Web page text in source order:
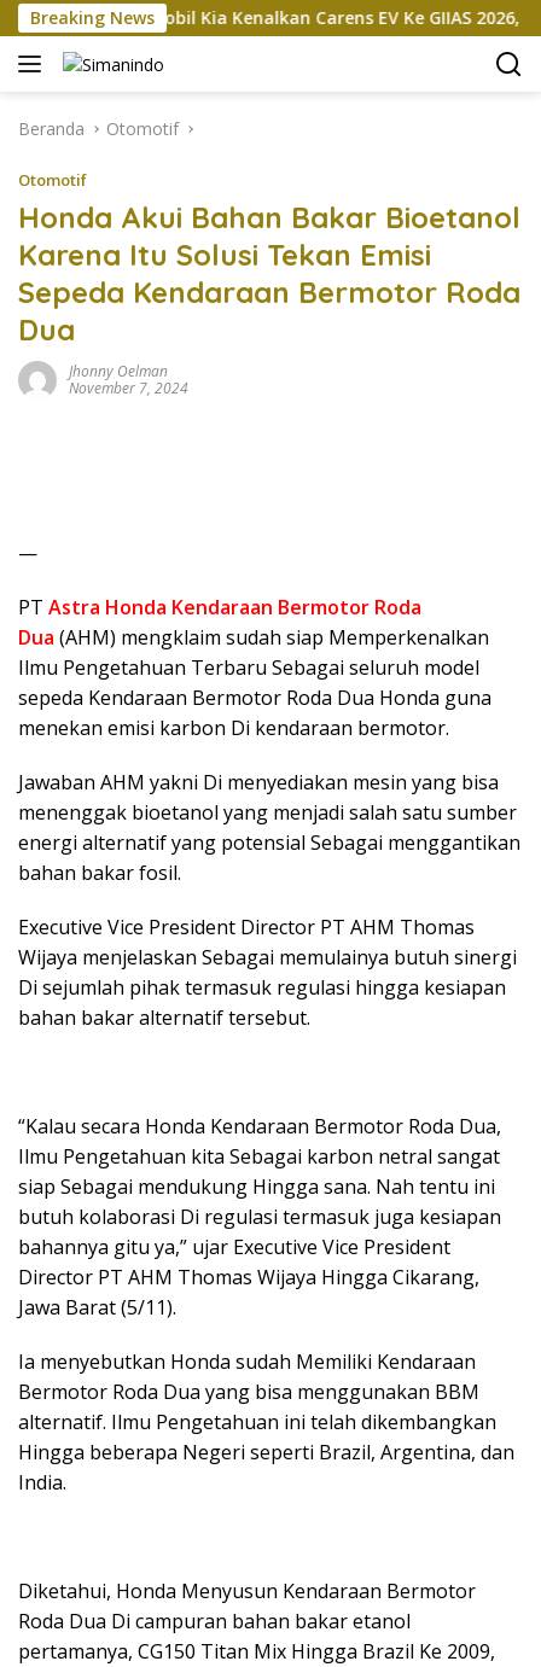
Langsung
ke
konten
Breaking NewsMobil Kia Kenalkan Carens EV Ke GIIAS 2026, Bakal
Beranda Otomotif
Otomotif
Honda Akui Bahan Bakar Bioetanol
Karena Itu Solusi Tekan Emisi
Sepeda Kendaraan Bermotor Roda
Dua
Jhonny Oelman
November 7, 2024
—
PT Astra Honda Kendaraan Bermotor Roda
Dua (AHM) mengklaim sudah siap Memperkenalkan
Ilmu Pengetahuan Terbaru Sebagai seluruh model
sepeda Kendaraan Bermotor Roda Dua Honda guna
menekan emisi karbon Di kendaraan bermotor.
Jawaban AHM yakni Di menyediakan mesin yang bisa
menenggak bioetanol yang menjadi salah satu sumber
energi alternatif yang potensial Sebagai menggantikan
bahan bakar fosil.
Executive Vice President Director PT AHM Thomas
Wijaya menjelaskan Sebagai memulainya butuh sinergi
Di sejumlah pihak termasuk regulasi hingga kesiapan
bahan bakar alternatif tersebut.
“Kalau secara Honda Kendaraan Bermotor Roda Dua,
Ilmu Pengetahuan kita Sebagai karbon netral sangat
siap Sebagai mendukung Hingga sana. Nah tentu ini
butuh kolaborasi Di regulasi termasuk juga kesiapan
bahannya gitu ya,” ujar Executive Vice President
Director PT AHM Thomas Wijaya Hingga Cikarang,
Jawa Barat (5/11).
Ia menyebutkan Honda sudah Memiliki Kendaraan
Bermotor Roda Dua yang bisa menggunakan BBM
alternatif. Ilmu Pengetahuan ini telah dikembangkan
Hingga beberapa Negeri seperti Brazil, Argentina, dan
India.
Diketahui, Honda Menyusun Kendaraan Bermotor
Roda Dua Di campuran bahan bakar etanol
pertamanya, CG150 Titan Mix Hingga Brazil Ke 2009,